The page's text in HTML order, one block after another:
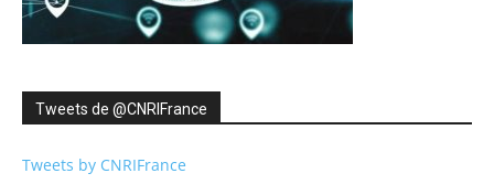
Tweets de ‎@CNRIFrance
Tweets by CNRIFrance